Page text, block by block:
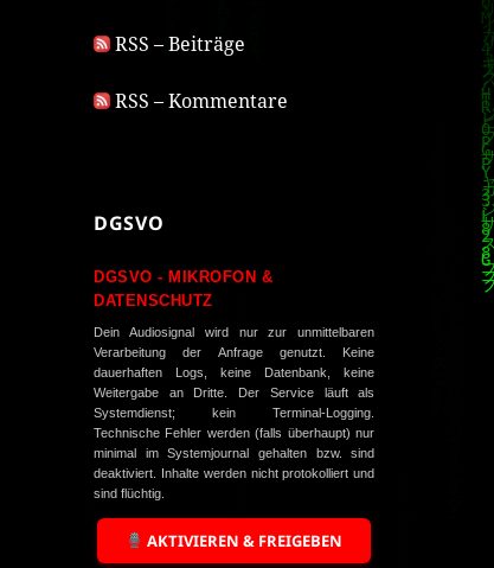
RSS – Beiträge
RSS – Kommentare
DGSVO
DGSVO - MIKROFON &
DATENSCHUTZ
Dein Audiosignal wird nur zur unmittelbaren
Verarbeitung der Anfrage genutzt. Keine
dauerhaften Logs, keine Datenbank, keine
Weitergabe an Dritte. Der Service läuft als
Systemdienst; kein Terminal-Logging.
Technische Fehler werden (falls überhaupt) nur
minimal im Systemjournal gehalten bzw. sind
deaktiviert. Inhalte werden nicht protokolliert und
sind flüchtig.
AKTIVIEREN & FREIGEBEN